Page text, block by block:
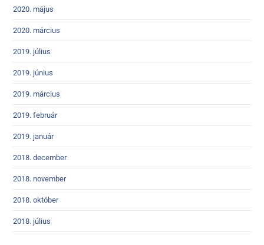
2020. május
2020. március
2019. július
2019. június
2019. március
2019. február
2019. január
2018. december
2018. november
2018. október
2018. július